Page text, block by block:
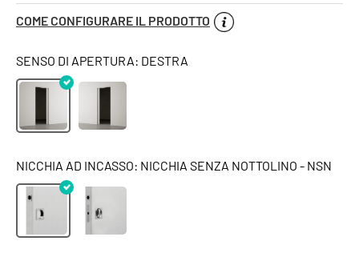
COME CONFIGURARE IL PRODOTTO
SENSO DI APERTURA: DESTRA
NICCHIA AD INCASSO: NICCHIA SENZA NOTTOLINO - NSN